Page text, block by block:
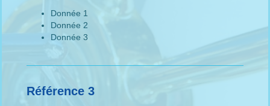
Donnée 1
Donnée 2
Donnée 3
Référence 3